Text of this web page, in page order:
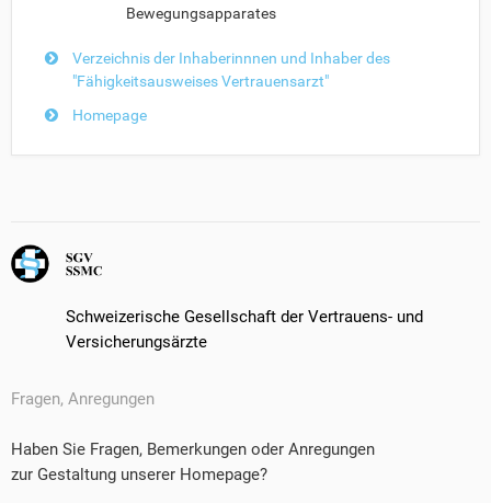
Bewegungsapparates
Verzeichnis der Inhaberinnnen und Inhaber des
"Fähigkeitsausweises Vertrauensarzt"
Homepage
Schweizerische Gesellschaft der Vertrauens- und
Versicherungsärzte
Fragen, Anregungen
Haben Sie Fragen, Bemerkungen oder Anregungen
zur Gestaltung unserer Homepage?